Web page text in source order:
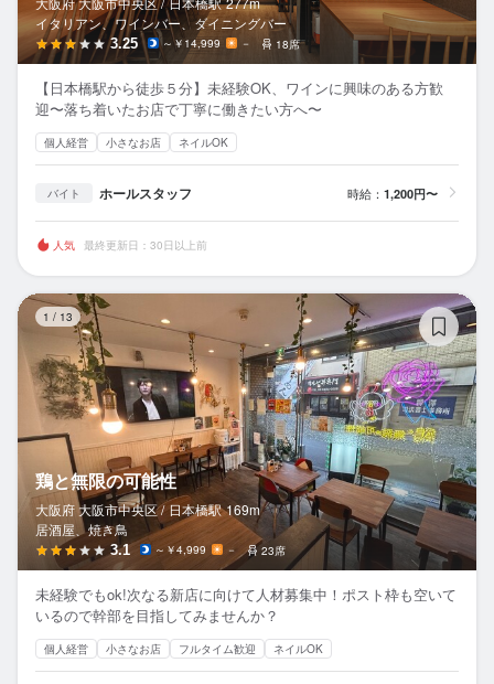
イタリアン、ワインバー、ダイニングバー
3.25 ～￥14,999 － 18席
【日本橋駅から徒歩５分】未経験OK、ワインに興味のある方歓
迎〜落ち着いたお店で丁寧に働きたい方へ〜
個人経営 小さなお店 ネイルOK
バイト ホールスタッフ 時給： 1,200円〜
人気 最終更新日：30日以上前
1 / 13
鶏と無限の可能性
大阪府 大阪市中央区 / 日本橋駅 169m
居酒屋、焼き鳥
3.1 ～￥4,999 － 23席
未経験でもok!次なる新店に向けて人材募集中！ポスト枠も空いて
いるので幹部を目指してみませんか？
個人経営 小さなお店 フルタイム歓迎 ネイルOK